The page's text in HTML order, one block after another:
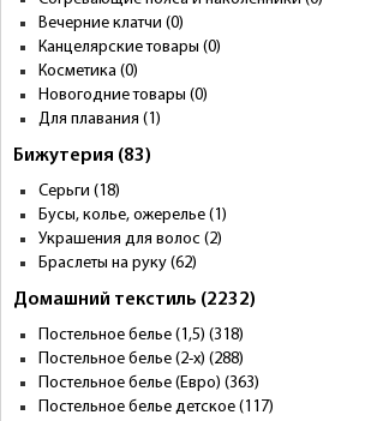
Вечерние клатчи (0)
Канцелярские товары (0)
Косметика (0)
Новогодние товары (0)
Для плавания (1)
Бижутерия (83)
Серьги (18)
Бусы, колье, ожерелье (1)
Украшения для волос (2)
Браслеты на руку (62)
Домашний текстиль (2232)
Постельное белье (1,5) (318)
Постельное белье (2-х) (288)
Постельное белье (Евро) (363)
Постельное белье детское (117)